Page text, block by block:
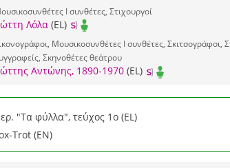
I συνθέτες, Στιχουργοί
Λόλα(EL)
Μουσικοσυνθέτες I συνθέτες, Σκιτσογράφοι,
Σκηνοθέτες θεάτρου
Αντώνης, 1890-1970(EL)
"Τα φύλλα", τεύχος 1ο (EL)
Trot (EN)